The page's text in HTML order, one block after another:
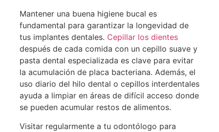
Mantener una buena higiene bucal es
fundamental para garantizar la longevidad de
tus implantes dentales. Cepillar los dientes
después de cada comida con un cepillo suave y
pasta dental especializada es clave para evitar
la acumulación de placa bacteriana. Además, el
uso diario del hilo dental o cepillos interdentales
ayuda a limpiar en áreas de difícil acceso donde
se pueden acumular restos de alimentos.
Visitar regularmente a tu odontólogo para